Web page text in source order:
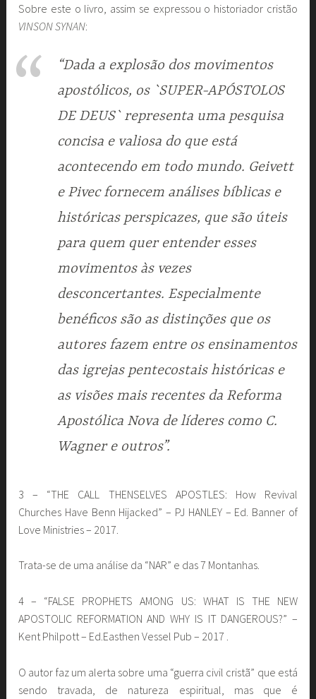
Sobre este o livro, assim se expressou o historiador cristão
VINSON SYNAN:
“Dada a explosão dos movimentos
apostólicos, os `SUPER-APÓSTOLOS
DE DEUS` representa uma pesquisa
concisa e valiosa do que está
acontecendo em todo mundo. Geivett
e Pivec fornecem análises bíblicas e
históricas perspicazes, que são úteis
para quem quer entender esses
movimentos às vezes
desconcertantes. Especialmente
benéficos são as distinções que os
autores fazem entre os ensinamentos
das igrejas pentecostais históricas e
as visões mais recentes da Reforma
Apostólica Nova de líderes como C.
Wagner e outros”.
3 – “THE CALL THENSELVES APOSTLES: How Revival
Churches Have Benn Hijacked” – PJ HANLEY – Ed. Banner of
Love Ministries – 2017.
Trata-se de uma análise da “NAR” e das 7 Montanhas.
4 – “FALSE PROPHETS AMONG US: WHAT IS THE NEW
APOSTOLIC REFORMATION AND WHY IS IT DANGEROUS?” –
Kent Philpott – Ed.Easthen Vessel Pub – 2017 .
O autor faz um alerta sobre uma “guerra civil cristã” que está
sendo travada, de natureza espiritual, mas que é